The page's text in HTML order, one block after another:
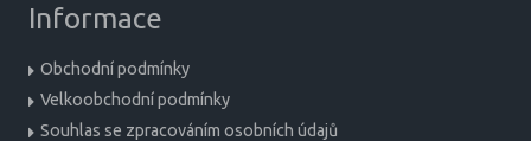
Informace
Obchodní podmínky
Velkoobchodní podmínky
Souhlas se zpracováním osobních údajů